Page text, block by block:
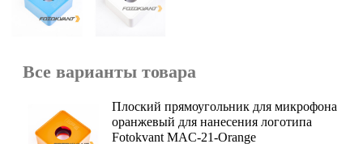
Все варианты товара
Плоский прямоугольник для микрофона
оранжевый для нанесения логотипа
Fotokvant MAC-21-Orange